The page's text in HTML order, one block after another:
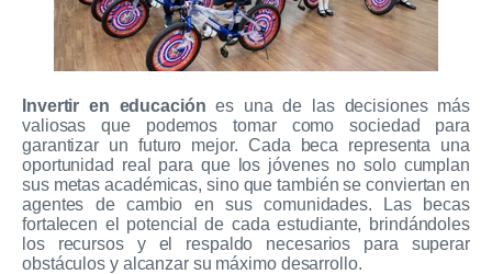
Invertir en educación es una de las decisiones más
valiosas que podemos tomar como sociedad para
garantizar un futuro mejor. Cada beca representa una
oportunidad real para que los jóvenes no solo cumplan
sus metas académicas, sino que también se conviertan en
agentes de cambio en sus comunidades. Las becas
fortalecen el potencial de cada estudiante, brindándoles
los recursos y el respaldo necesarios para superar
obstáculos y alcanzar su máximo desarrollo.